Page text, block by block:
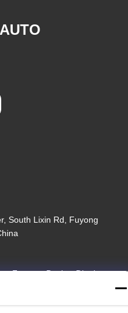
South Lixin Rd, Fuyong
Fuyong, Bao'an-District,